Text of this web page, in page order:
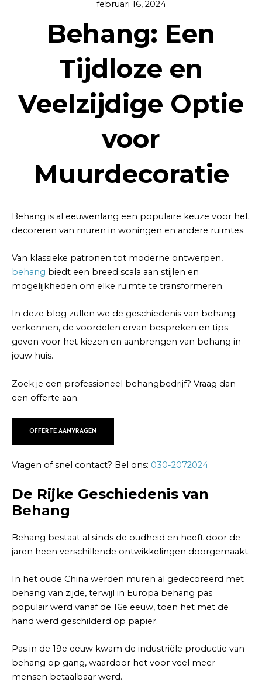
februari 16, 2024
Behang: Een
Tijdloze en
Veelzijdige Optie
voor
Muurdecoratie
Behang is al eeuwenlang een populaire keuze voor het
decoreren van muren in woningen en andere ruimtes.
Van klassieke patronen tot moderne ontwerpen,
behang biedt een breed scala aan stijlen en
mogelijkheden om elke ruimte te transformeren.
In deze blog zullen we de geschiedenis van behang
verkennen, de voordelen ervan bespreken en tips
geven voor het kiezen en aanbrengen van behang in
jouw huis.
Zoek je een professioneel behangbedrijf? Vraag dan
een offerte aan.
OFFERTE AANVRAGEN
Vragen of snel contact? Bel ons: 030-2072024
De Rijke Geschiedenis van
Behang
Behang bestaat al sinds de oudheid en heeft door de
jaren heen verschillende ontwikkelingen doorgemaakt.
In het oude China werden muren al gedecoreerd met
behang van zijde, terwijl in Europa behang pas
populair werd vanaf de 16e eeuw, toen het met de
hand werd geschilderd op papier.
Pas in de 19e eeuw kwam de industriële productie van
behang op gang, waardoor het voor veel meer
mensen betaalbaar werd.